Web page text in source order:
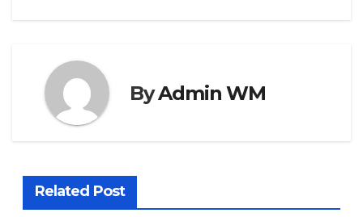
ByAdmin WM
Related Post